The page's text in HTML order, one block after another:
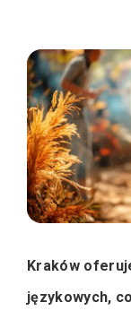
Kraków
językowych,